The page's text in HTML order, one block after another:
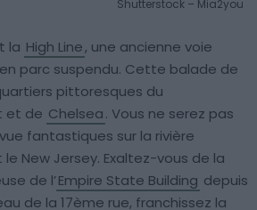
Shutterstock – Mia2you
la High Line, une ancienne voie
parc suspendu. Cette balade de
pittoresques du
et de Chelsea. Vous ne serez pas
fantastiques sur la rivière
New Jersey. Exaltez-vous de la
de l’Empire State Building depuis
de la 17ème rue, franchissez la